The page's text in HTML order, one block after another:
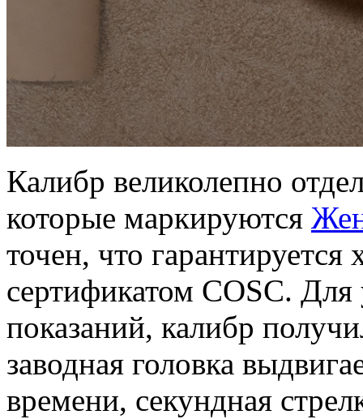
Калибр великолепно
которые маркируются
точен, что
сертификатом COSC. Для
показаний, калибр
заводная головка
времени, секундная